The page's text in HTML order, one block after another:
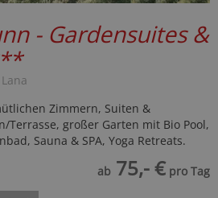
- Gardensuites &
Zimmern, Suiten &
Terrasse, großer Garten mit Bio Pool,
Sauna & SPA, Yoga Retreats.
ab 75,- € pro Tag